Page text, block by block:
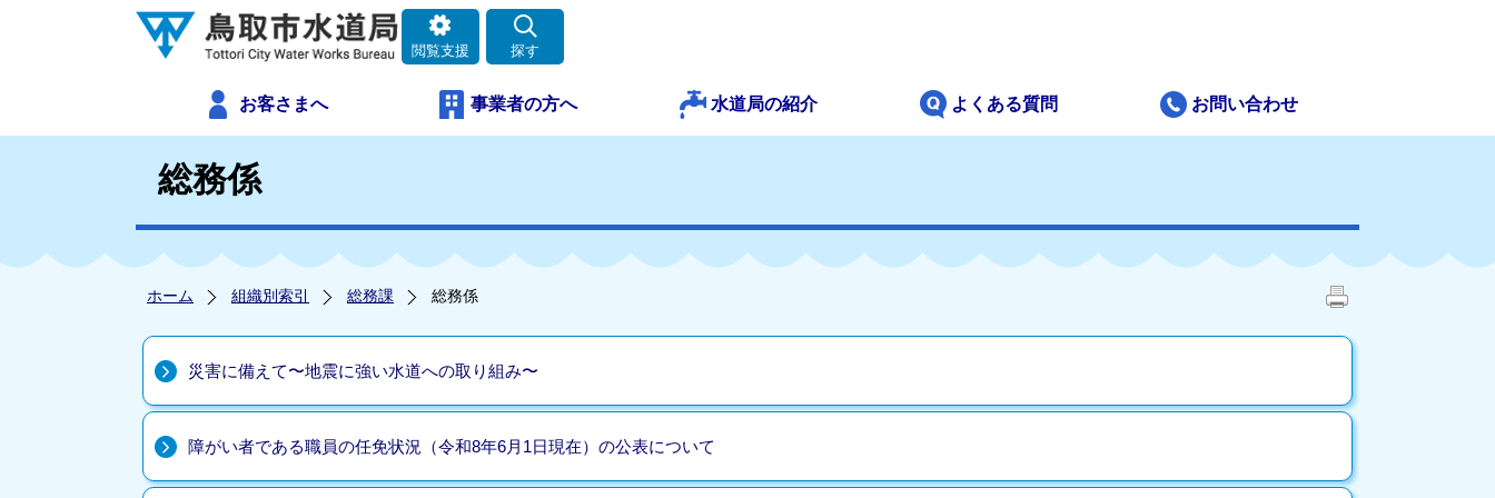
閲覧支援 探す
お客さまへ 事業者の方へ 水道局の紹介 よくある質問 お問い合わせ
総務係
ホーム 組織別索引 総務課 総務係
災害に備えて〜地震に強い水道への取り組み〜
障がい者である職員の任免状況（令和8年6月1日現在）の公表について